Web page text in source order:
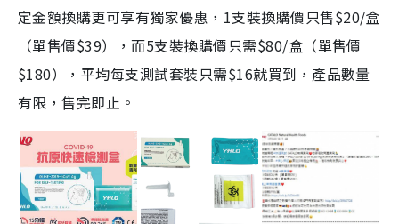
定金額換購更可享有獨家優惠，1支裝換購價只售$20/盒
（單售價$39），而5支裝換購價只需$80/盒（單售價
$180），平均每支測試套裝只需$16就買到，產品數量
有限，售完即止。